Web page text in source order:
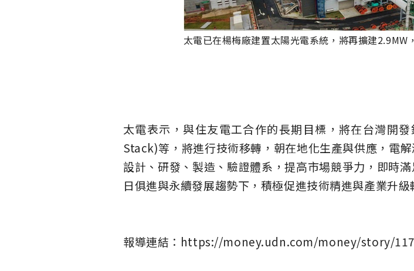
太電已在楊梅廠建置太陽光電系統，將再擴建
太電表示，與住友電工合作的長期目標，將在台灣開
Stack)等，將進行技術移轉，朝在地化生產與供應，電
設計、研發、製造、驗證體系，提高市場競爭力，即時
日俱進與永續發展趨勢下，積極促進技術精進與產業升
報導連結：https://money.udn.com/money/story/